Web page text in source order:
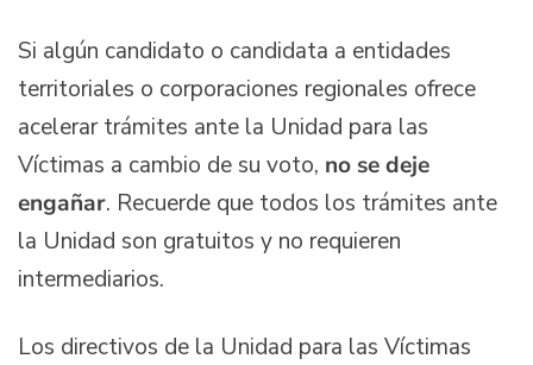
Si algún candidato o candidata a entidades
territoriales o corporaciones regionales ofrece
acelerar trámites ante la Unidad para las
Víctimas a cambio de su voto, no se deje
engañar. Recuerde que todos los trámites ante
la Unidad son gratuitos y no requieren
intermediarios.
Los directivos de la Unidad para las Víctimas